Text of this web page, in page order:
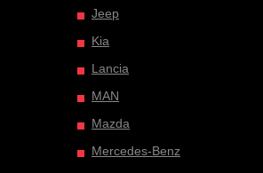
Jeep
Kia
Lancia
MAN
Mazda
Mercedes-Benz